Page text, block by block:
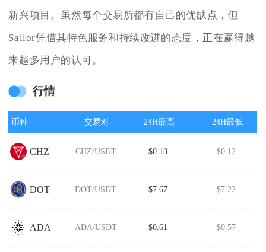
新兴项目。虽然每个交易所都有自己的优缺点，但
Sailor凭借其特色服务和持续改进的态度，正在赢得越
来越多用户的认可。
行情
币种 交易对 24H最高 24H最低
CHZ CHZ/USDT $0.13 $0.12
DOT DOT/USDT $7.67 $7.22
ADA ADA/USDT $0.61 $0.57